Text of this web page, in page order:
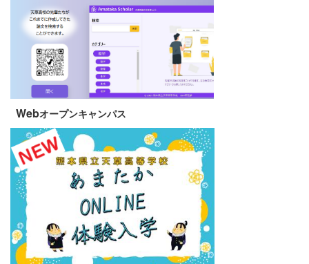
Webオープンキャンパス